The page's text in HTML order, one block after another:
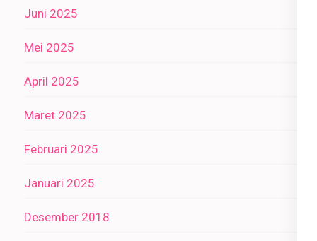
Juni 2025
Mei 2025
April 2025
Maret 2025
Februari 2025
Januari 2025
Desember 2018